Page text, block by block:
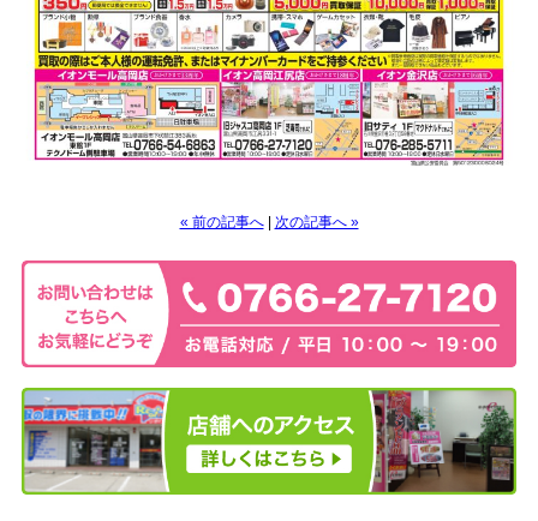
« 前の記事へ| 次の記事へ »